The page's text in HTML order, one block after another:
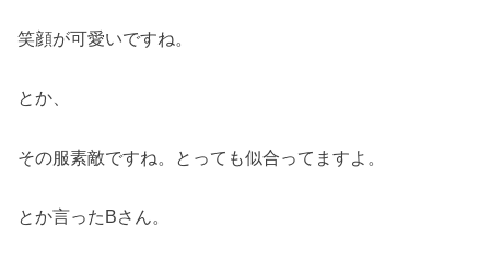
笑顔が可愛いですね。
とか、
その服素敵ですね。とっても似合ってますよ。
とか言ったBさん。